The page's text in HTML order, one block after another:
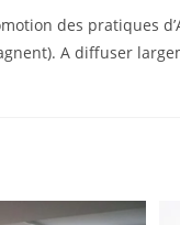
des pratiques
A diffuser